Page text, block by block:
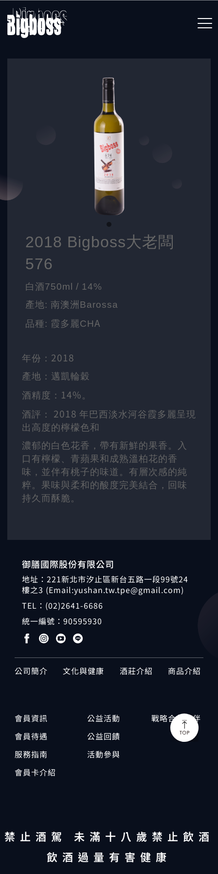
2018 Bigboss大老闆
576
白酒750ml / 14%
產地: 南澳洲Barossa
品種: 霞多麗CHA
年份 ： 2018
產地 ：邁凱輪穀
酒精度 ： 14%。
酒評 ： 2018 年巴西淡水河谷霞多麗呈現
出高度的檸檬色和
濃郁的白色花香，帶有新鮮的果香。入
口有檸檬、青蘋果和成熟溫柏花的香
味，並伴有桃子的味道。有層次感的純
粹。果味與柔和的酸度完美結合，回味
持久而酥脆。
御膳國際股份有限公司
地址：221新北市汐止區新台五路一段99號24
樓之3 (Email:yushan.tw.tpe@gmail.com)
TEL： (02)2641-6686
統一編號： 90595930
公司簡介 文化與健康 酒莊介紹 商品介紹
會員資訊
會員待遇
服務指南
會員卡介紹
公益活動
公益回饋
活動參與
戰略合作夥伴
Copyright © 2024 台灣農業科技All rights reserved.
禁止酒駕 未滿十八歲禁止飲酒
飲酒過量有害健康